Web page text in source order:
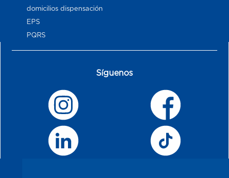
domicilios dispensación
EPS
PQRS
Síguenos